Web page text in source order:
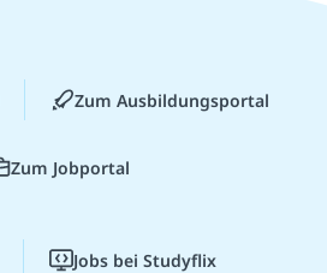
Zum Ausbildungsportal
Zum Jobportal
Jobs bei Studyflix